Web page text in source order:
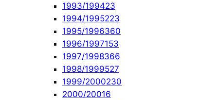
1993/199423
1994/1995223
1995/1996360
1996/1997153
1997/1998366
1998/1999527
1999/2000230
2000/20016